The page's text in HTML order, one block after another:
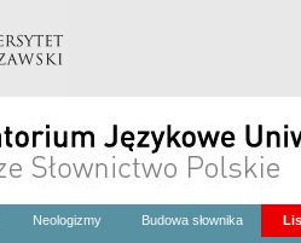
Neologizmy Budowa słownika